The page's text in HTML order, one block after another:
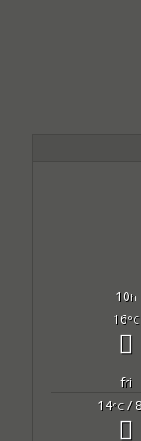
10h
16°C
fri
14°C/